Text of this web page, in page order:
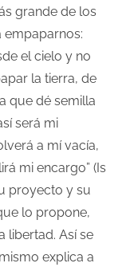
grande de los
empaparnos:
el cielo y no
la tierra, de
que dé semilla
será mi
a mí vacía,
mi encargo” (Is
proyecto y su
lo propone,
libertad. Así se
explica a